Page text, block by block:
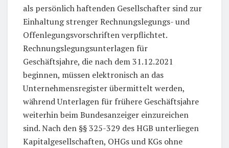
als persönlich haftenden Gesellschafter sind zur
Einhaltung strenger Rechnungslegungs- und
Offenlegungsvorschriften verpflichtet.
Rechnungslegungsunterlagen für
Geschäftsjahre, die nach dem 31.12.2021
beginnen, müssen elektronisch an das
Unternehmensregister übermittelt werden,
während Unterlagen für frühere Geschäftsjahre
weiterhin beim Bundesanzeiger einzureichen
sind. Nach den §§ 325-329 des HGB unterliegen
Kapitalgesellschaften, OHGs und KGs ohne